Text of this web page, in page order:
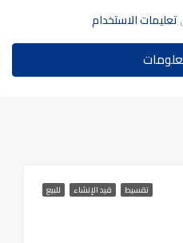
تعليمات الاستخدام
تقسيط قيد الإنشاء للبيع